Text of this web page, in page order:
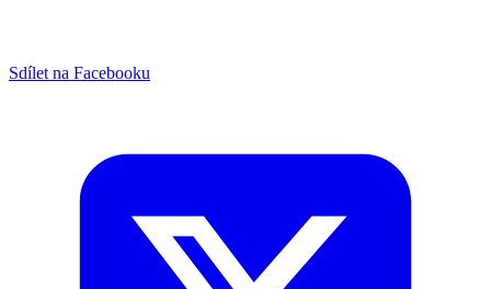
Sdílet na Facebooku